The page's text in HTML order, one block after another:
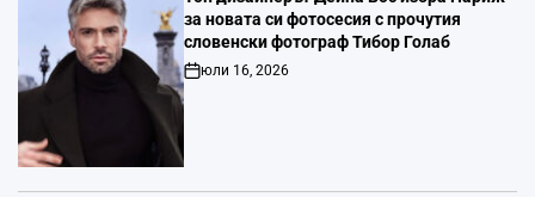
за новата си фотосесия с прочутия
словенски фотограф Тибор Голаб
Post
Date
юли 16, 2026